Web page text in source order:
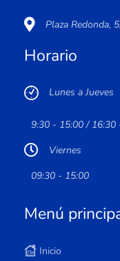
Plaza Redonda,
Horario
Lunes a Jueves
9:30 - 15:00 / 16:30
Viernes
09:30 - 15:00
Menú
Inicio